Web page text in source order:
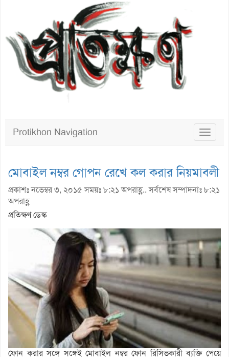
Toggle
Protikhon Navigation
মোবাইল নম্বর গোপন রেখে কল করার নিয়মাবলী
প্রকাশঃ নভেম্বর ৩, ২০১৫ সময়ঃ ৮:২১ অপরাহ্ণ.. সর্বশেষ সম্পাদনাঃ ৮:২১
অপরাহ্ণ
প্রতিক্ষণ ডেস্ক
ফোন করার সঙ্গে সঙ্গেই মোবাইল নম্বর ফোন রিসিভকারী ব্যক্তি পেয়ে